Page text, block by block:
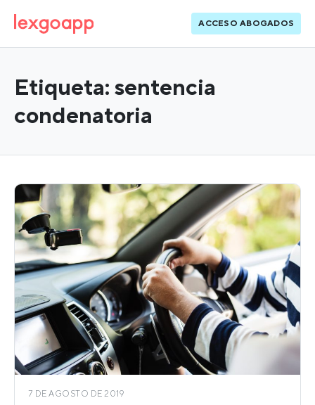
ACCESO ABOGADOS
Etiqueta: sentencia
condenatoria
7 DE AGOSTO DE 2019